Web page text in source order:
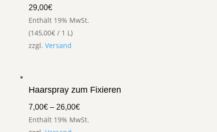
29,00€
Enthält 19% MwSt.
(145,00€/ 1 L)
zzgl. Versand
Haarspray zum Fixieren
7,00€– 26,00€
Enthält 19% MwSt.